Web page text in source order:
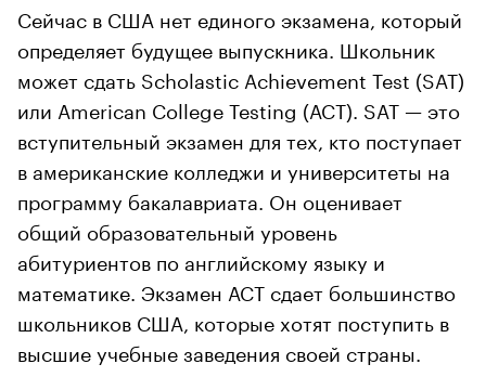
Сейчас в США нет единого экзамена, который
определяет будущее выпускника. Школьник
может сдать Scholastic Achievement Test (SAT)
или American College Testing (ACT). SAT — это
вступительный экзамен для тех, кто поступает
в американские колледжи и университеты на
программу бакалавриата. Он оценивает
общий образовательный уровень
абитуриентов по английскому языку и
математике. Экзамен ACT сдает большинство
школьников США, которые хотят поступить в
высшие учебные заведения своей страны.